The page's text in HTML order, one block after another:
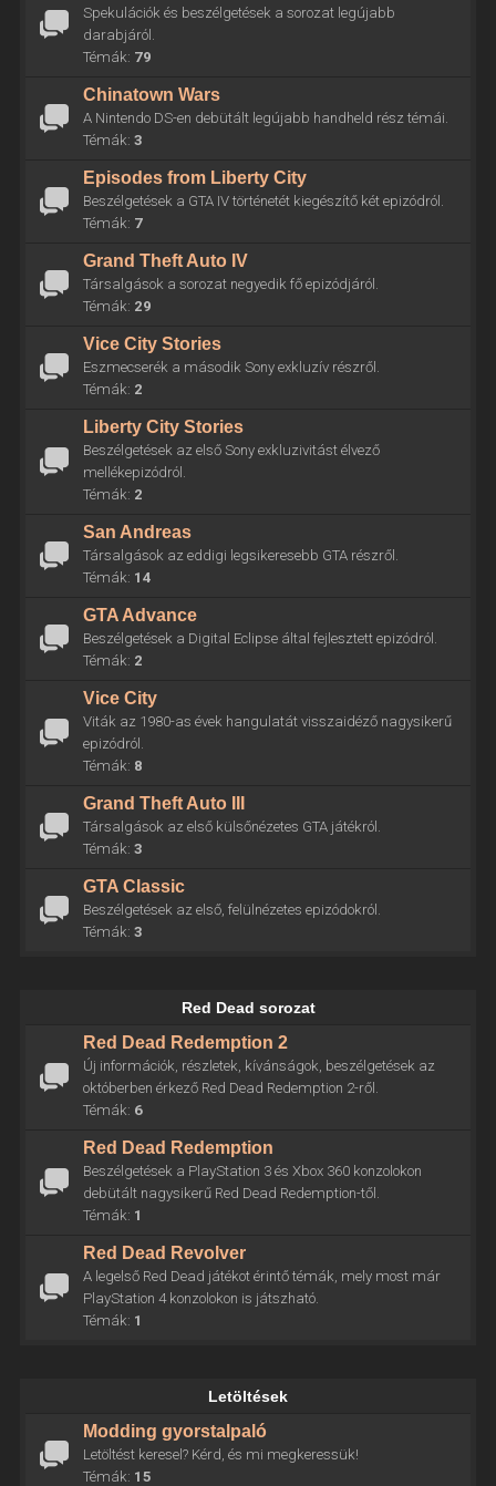
Spekulációk és beszélgetések a sorozat legújabb
darabjáról.
Témák: 79
Chinatown Wars
A Nintendo DS-en debütált legújabb handheld rész témái.
Témák: 3
Episodes from Liberty City
Beszélgetések a GTA IV történetét kiegészítő két epizódról.
Témák: 7
Grand Theft Auto IV
Társalgások a sorozat negyedik fő epizódjáról.
Témák: 29
Vice City Stories
Eszmecserék a második Sony exkluzív részről.
Témák: 2
Liberty City Stories
Beszélgetések az első Sony exkluzivitást élvező
mellékepizódról.
Témák: 2
San Andreas
Társalgások az eddigi legsikeresebb GTA részről.
Témák: 14
GTA Advance
Beszélgetések a Digital Eclipse által fejlesztett epizódról.
Témák: 2
Vice City
Viták az 1980-as évek hangulatát visszaidéző nagysikerű
epizódról.
Témák: 8
Grand Theft Auto III
Társalgások az első külsőnézetes GTA játékról.
Témák: 3
GTA Classic
Beszélgetések az első, felülnézetes epizódokról.
Témák: 3
Red Dead sorozat
Red Dead Redemption 2
Új információk, részletek, kívánságok, beszélgetések az
októberben érkező Red Dead Redemption 2-ről.
Témák: 6
Red Dead Redemption
Beszélgetések a PlayStation 3 és Xbox 360 konzolokon
debütált nagysikerű Red Dead Redemption-től.
Témák: 1
Red Dead Revolver
A legelső Red Dead játékot érintő témák, mely most már
PlayStation 4 konzolokon is játszható.
Témák: 1
Letöltések
Modding gyorstalpaló
Letöltést keresel? Kérd, és mi megkeressük!
Témák: 15